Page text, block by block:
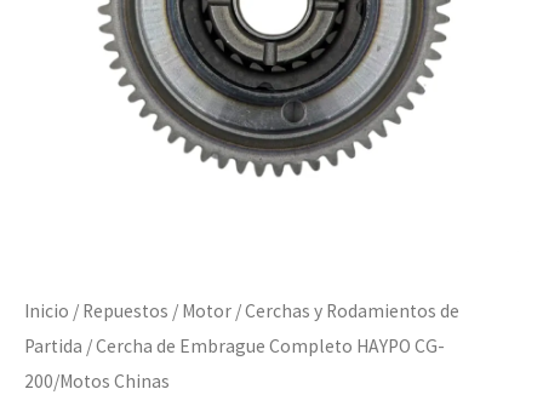
Inicio / Repuestos / Motor /Cerchas y Rodamientos de
Partida / Cercha de Embrague Completo HAYPO CG-
200/Motos Chinas